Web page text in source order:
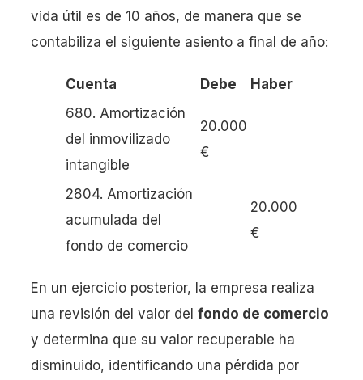
vida útil es de 10 años, de manera que se
contabiliza el siguiente asiento a final de año:
Cuenta Debe
Haber
680. Amortización
del inmovilizado
intangible
20.000
€
2804. Amortización
acumulada del
fondo de comercio
20.000
€
En un ejercicio posterior, la empresa realiza
una revisión del valor del fondo de comercio
y determina que su valor recuperable ha
disminuido, identificando una pérdida por